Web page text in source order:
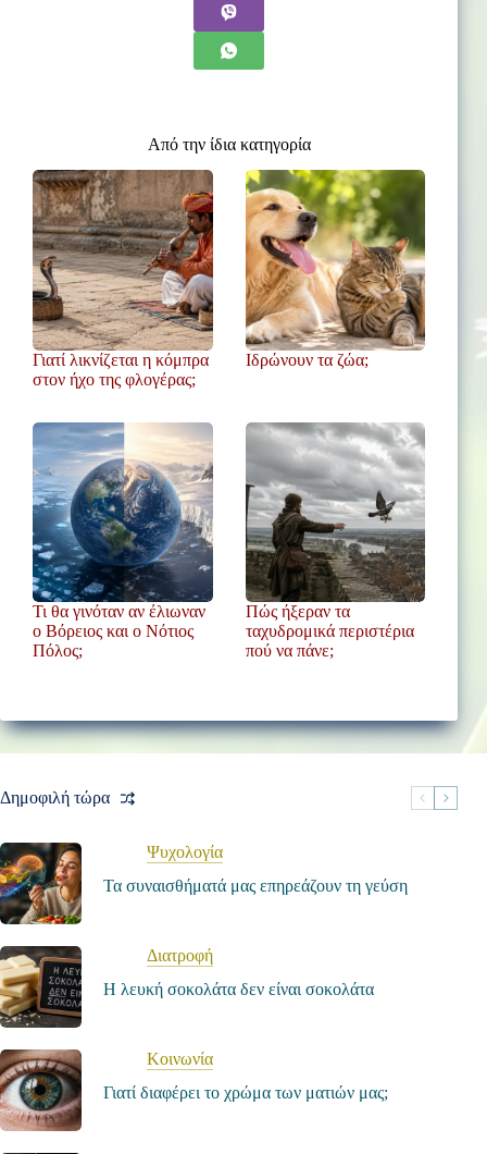
Από την ίδια κατηγορία
Γιατί λικνίζεται η κόμπρα
στον ήχο της φλογέρας;
Ιδρώνουν τα ζώα;
Τι θα γινόταν αν έλιωναν
ο Βόρειος και ο Νότιος
Πόλος;
Πώς ήξεραν τα
ταχυδρομικά περιστέρια
πού να πάνε;
Δημοφιλή τώρα
Ψυχολογία
Τα συναισθήματά μας επηρεάζουν τη γεύση
Διατροφή
Η λευκή σοκολάτα δεν είναι σοκολάτα
Κοινωνία
Γιατί διαφέρει το χρώμα των ματιών μας;